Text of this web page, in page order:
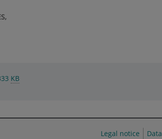
KB
Legal notice